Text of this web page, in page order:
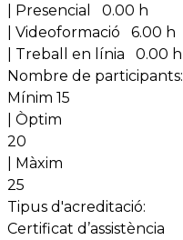
| Presencial
0.00 h
| Videoformació
6.00 h
| Treball en línia
0.00 h
Nombre de participants:
Mínim 15
| Òptim
20
| Màxim
25
Tipus d'acreditació:
Certificat d’assistència